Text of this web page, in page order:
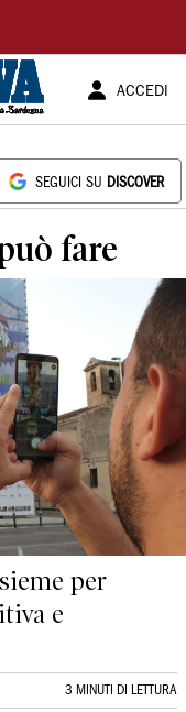
ACCEDI
SEGUICI SU DISCOVER
fare
per
e
3 MINUTI DI LETTURA